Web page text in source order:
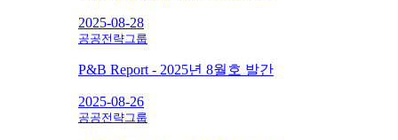
2025-08-28
공공전략그룹
P&B Report - 2025년 8월호 발간
2025-08-26
공공전략그룹